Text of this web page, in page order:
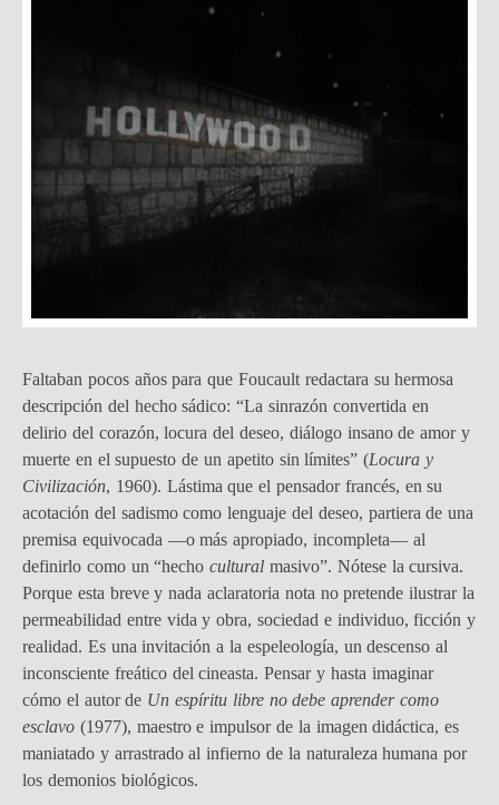
Faltaban pocos años para que Foucault redactara su hermosa
descripción del hecho sádico: “La sinrazón convertida en
delirio del corazón, locura del deseo, diálogo insano de amor y
muerte en el supuesto de un apetito sin límites” (Locura y
Civilización, 1960). Lástima que el pensador francés, en su
acotación del sadismo como lenguaje del deseo, partiera de una
premisa equivocada —o más apropiado, incompleta— al
definirlo como un “hechocultural masivo”. Nótese la cursiva.
Porque esta breve y nada aclaratoria nota no pretende ilustrar la
permeabilidad entre vida y obra, sociedad e individuo, ficción y
realidad. Es una invitación a la espeleología, un descenso al
inconsciente freático del cineasta. Pensar y hasta imaginar
cómo el autor de Un espíritu libre no debe aprender como
esclavo (1977), maestro e impulsor de la imagen didáctica, es
maniatado y arrastrado al infierno de la naturaleza humana por
los demonios biológicos.